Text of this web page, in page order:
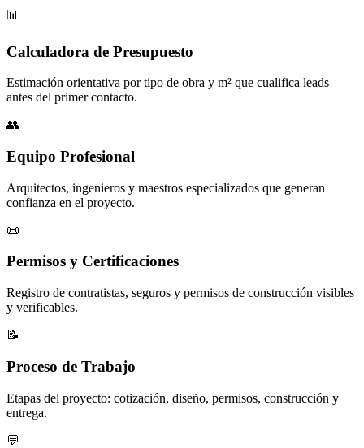
📊
Calculadora de Presupuesto
Estimación orientativa por tipo de obra y m² que cualifica leads
antes del primer contacto.
👥
Equipo Profesional
Arquitectos, ingenieros y maestros especializados que generan
confianza en el proyecto.
📜
Permisos y Certificaciones
Registro de contratistas, seguros y permisos de construcción visibles
y verificables.
📝
Proceso de Trabajo
Etapas del proyecto: cotización, diseño, permisos, construcción y
entrega.
💬